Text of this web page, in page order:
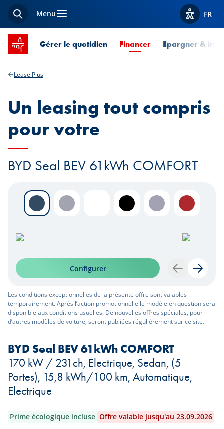
Recherche
Menu Afficher
FR
Accueil SPUERKEESS
Gérer le quotidien FinancerPage courante
Epargner &
Lease Plus
Un leasing tout compris
pour votre
BYD Seal BEV 61kWh COMFORT
Atlantis GreyIndigo GreyPolar WhiteObsidian BlackLavender Grey
Ruby Red
Configurer Retour
Les conditions exceptionnelles de la présente offre sont valables
temporairement. Après l’action promotionnelle le modèle en question sera
disponible aux conditions usuelles. De nouvelles offres spéciales, pour
d’autres modèles de voiture, seront publiées régulièrement sur ce site.
BYD Seal BEV 61kWh COMFORT
170 kW / 231ch, Electrique, Sedan, (5
Portes), 15,8 kWh/100 km, Automatique,
Electrique
Prime écologique incluse Offre valable jusqu'au 23.09.2026